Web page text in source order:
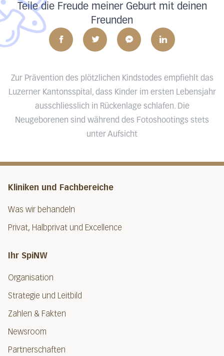
Teile die Freude meiner Geburt mit deinen
Freunden
Zur Prävention des plötzlichen Kindstodes empfiehlt das
Luzerner Kantonsspital, dass Kinder im ersten Lebensjahr
ausschliesslich in Rückenlage schlafen. Die
Neugeborenen sind während des Fotoshootings stets
unter Aufsicht
Kliniken und Fachbereiche
Was wir behandeln
Privat, Halbprivat und Excellence
Ihr SpiNW
Organisation
Strategie und Leitbild
Zahlen & Fakten
Newsroom
Partnerschaften